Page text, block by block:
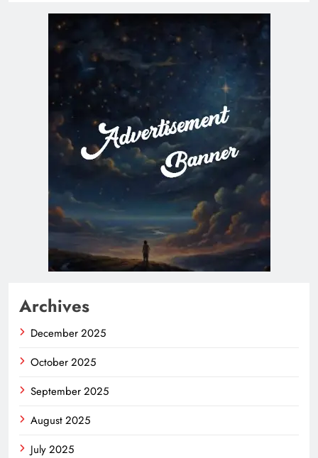
Archives
December 2025
October 2025
September 2025
August 2025
July 2025